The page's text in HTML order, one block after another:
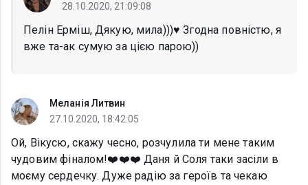
28.10.2020, 21:09:08
Пелін Ерміш, Дякую, мила)))♥️ Згодна повністю, я
вже та-ак сумую за цією парою))
Меланія Литвин
27.10.2020, 18:42:05
Ой, Вікусю, скажу чесно, розчулила ти мене таким
чудовим фіналом!❤️❤️❤️ Даня й Соля таки засіли в
моєму сердечку. Дуже радію за героїв та чекаю